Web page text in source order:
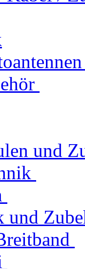
und
und